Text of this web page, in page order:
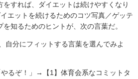
をすれば、ダイエットは続けやすくなり
エットを続けるためのコツ写真／ゲッテ
知るためのヒントが、次の言葉だ。
自分にフィットする言葉を選んでみよ
やるぞ！」→【1】体育会系なコミットタ